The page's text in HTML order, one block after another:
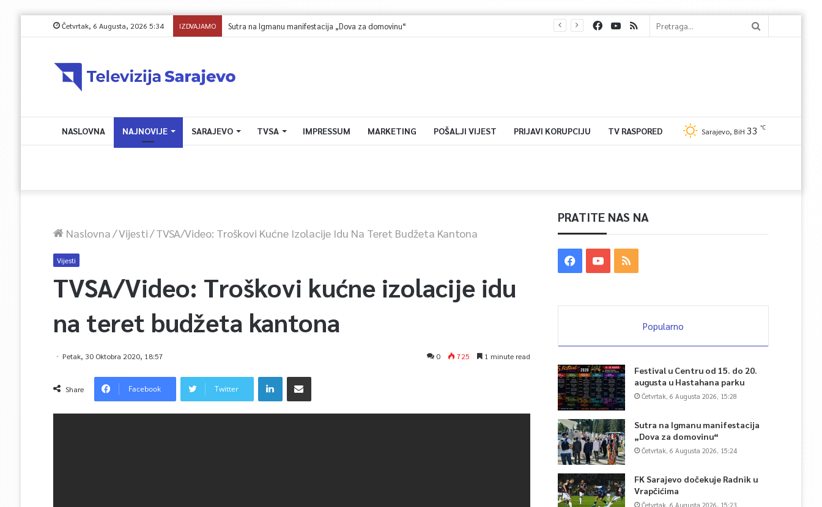
Četvrtak, 6 Augusta, 2026 5:34 IZDVAJAMO Sutra na Igmanu manifestacija „Dova za domovinu“
NASLOVNA NAJNOVIJE SARAJEVO TVSA IMPRESSUM MARKETING POŠALJI VIJEST PRIJAVI KORUPCIJU TV RASPORED Sarajevo, BiH 33 ℃
Naslovna/Vijesti/TVSA/Video: Troškovi Kućne Izolacije Idu Na Teret Budžeta Kantona
Vijesti
TVSA/Video: Troškovi kućne izolacije idu
na teret budžeta kantona
Petak, 30 Oktobra 2020, 18:57 0 725 1 minute read
Share Facebook Twitter
PRATITE NAS NA
Popularno
Festival u Centru od 15. do 20.
augusta u Hastahana parku
Četvrtak, 6 Augusta 2026, 15:28
Sutra na Igmanu manifestacija
„Dova za domovinu“
Četvrtak, 6 Augusta 2026, 15:24
FK Sarajevo dočekuje Radnik u
Vrapčićima
Četvrtak, 6 Augusta 2026, 15:23